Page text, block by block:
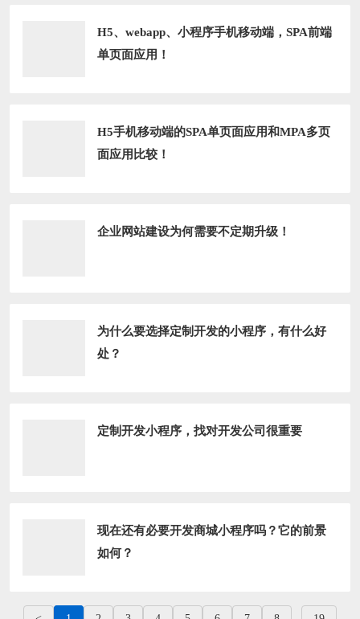
H5、webapp、小程序手机移动端，SPA前端
单页面应用！
H5手机移动端的SPA单页面应用和MPA多页
面应用比较！
企业网站建设为何需要不定期升级！
为什么要选择定制开发的小程序，有什么好
处？
定制开发小程序，找对开发公司很重要
现在还有必要开发商城小程序吗？它的前景
如何？